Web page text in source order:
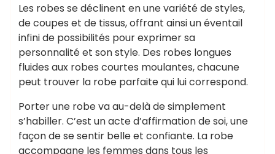
Les robes se déclinent en une variété de styles,
de coupes et de tissus, offrant ainsi un éventail
infini de possibilités pour exprimer sa
personnalité et son style. Des robes longues
fluides aux robes courtes moulantes, chacune
peut trouver la robe parfaite qui lui correspond.
Porter une robe va au-delà de simplement
s’habiller. C’est un acte d’affirmation de soi, une
façon de se sentir belle et confiante. La robe
accompagne les femmes dans tous les